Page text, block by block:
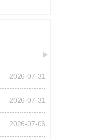
2026-07-31
2026-07-31
2026-07-06